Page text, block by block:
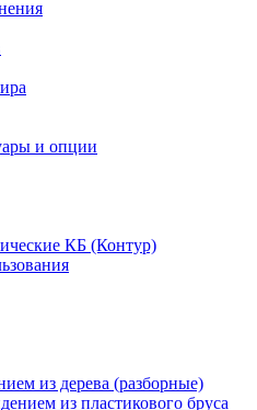
и опции
КБ (Контур)
из дерева (разборные)
из пластикового бруса